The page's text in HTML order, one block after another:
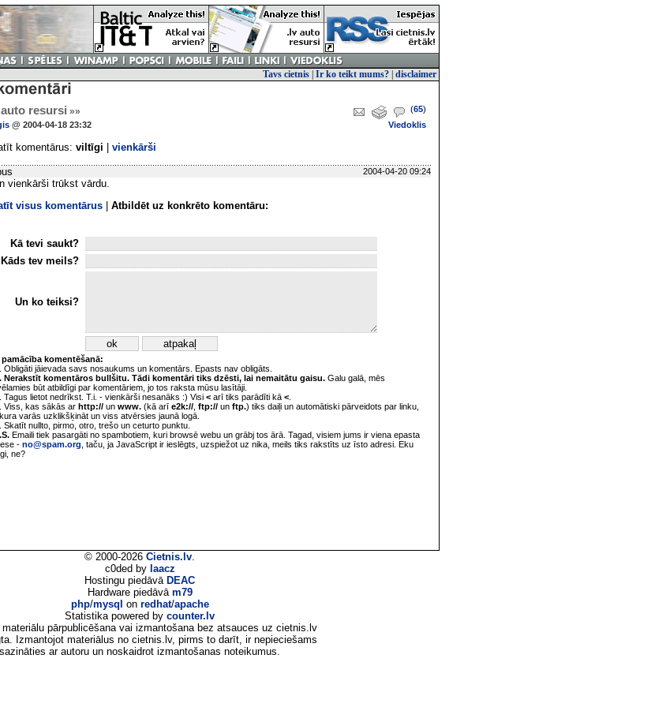
Tavs cietnis Ir ko teikt mums? disclaimer
resursi »» (65)
@ 2004-04-18 23:32 Viedoklis
komentārus: viltīgi vienkārši
2004-04-20 09:24
vienkārši trūkst vārdu.
visus komentārus
Atbildēt uz konkrēto komentāru:
Kā tevi saukt?
Kāds tev meils?
Un ko teiksi?
pamācība komentēšanā:
Obligāti jāievada savs nosaukums un komentārs. Epasts nav obligāts.
Nerakstīt komentāros bullšitu. Tādi komentāri tiks dzēsti, lai nemaitātu gaisu. Galu galā, mēs
būt atbildīgi par komentāriem, jo tos raksta mūsu lasītāji.
Tagus lietot nedrīkst. T.i. - vienkārši nesanāks :) Visi < arī tiks parādīti kā <
Viss, kas sākās ar http:// un www. (kā arī e2k:// ftp:// un ftp.) tiks daiļi un automātiski pārveidots par linku,
varās uzklikšķināt un viss atvērsies jaunā logā.
Skatīt nullto, pirmo, otro, trešo un ceturto punktu.
Emaili tiek pasargāti no spambotiem, kuri browsē webu un grābj tos ārā. Tagad, visiem jums ir viena epasta
- no@spam.org , taču, ja JavaScript ir ieslēgts, uzspiežot uz nika, meils tiks rakstīts uz īsto adresi. Eku
ne?
© 2000-2026 Cietnis.lv.
c0ded by laacz
Hostingu piedāvā DEAC
Hardware piedāvā m79
php/mysql on redhat/apache
Statistika powered by counter.lv
materiālu pārpublicēšana vai izmantošana bez atsauces uz cietnis.lv
Izmantojot materiālus no cietnis.lv, pirms to darīt, ir nepieciešams
sazināties ar autoru un noskaidrot izmantošanas noteikumus.